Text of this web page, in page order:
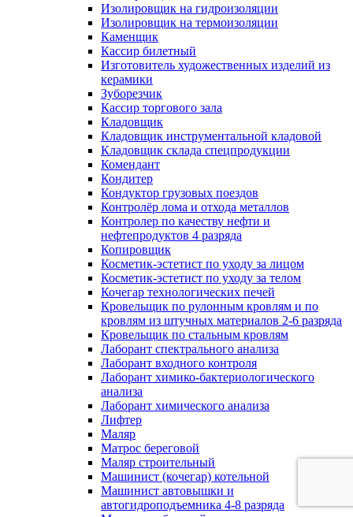
Изолировщик на гидроизоляции
Изолировщик на термоизоляции
Каменщик
Кассир билетный
Изготовитель художественных изделий из
керамики
Зуборезчик
Кассир торгового зала
Кладовщик
Кладовщик инструментальной кладовой
Кладовщик склада спецпродукции
Комендант
Кондитер
Кондуктор грузовых поездов
Контролёр лома и отхода металлов
Контролер по качеству нефти и
нефтепродуктов 4 разряда
Копировщик
Косметик-эстетист по уходу за лицом
Косметик-эстетист по уходу за телом
Кочегар технологических печей
Кровельщик по рулонным кровлям и по
кровлям из штучных материалов 2-6 разряда
Кровельщик по стальным кровлям
Лаборант спектрального анализа
Лаборант входного контроля
Лаборант химико-бактериологического
анализа
Лаборант химического анализа
Лифтер
Маляр
Матрос береговой
Маляр строительный
Машинист (кочегар) котельной
Машинист автовышки и
автогидроподъемника 4-8 разряда